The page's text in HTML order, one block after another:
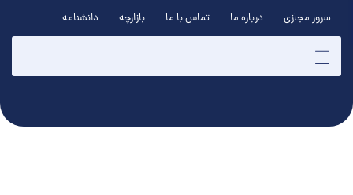
سرور مجازی درباره ما تماس با ما بازارچه دانشنامه